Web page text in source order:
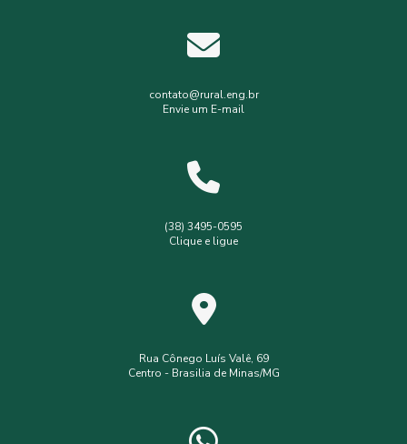
Gerenciamento de resíduos hospitalares
Gerenciamento de resíduos sólidos
Levantamento planialtimétrico cadastral
Levantamento topográfico com drone
analise de solo interpretação
assistência técnica
contato@rural.eng.br
Envie um E-mail
(38) 3495-0595
Clique e ligue
Rua Cônego Luís Valê, 69
Centro - Brasilia de Minas/MG